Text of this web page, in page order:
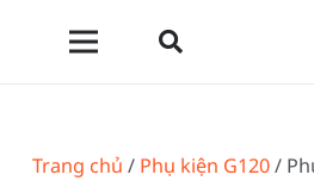
Trang chủ / Phụ kiện G120/